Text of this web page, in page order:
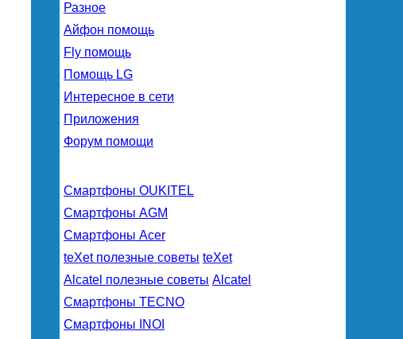
Разное
Айфон помощь
Fly помощь
Помощь LG
Интересное в сети
Приложения
Форум помощи
Смартфоны OUKITEL
Смартфоны AGM
Смартфоны Acer
teXet полезные советы teXet
Alcatel полезные советы Alcatel
Смартфоны TECNO
Смартфоны INOI